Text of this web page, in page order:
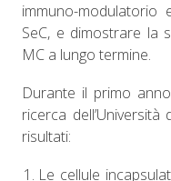
immuno-modulatorio
SeC, e dimostrare la
MC a lungo termine.
Durante il primo
ricerca
risultati:
Le cellule